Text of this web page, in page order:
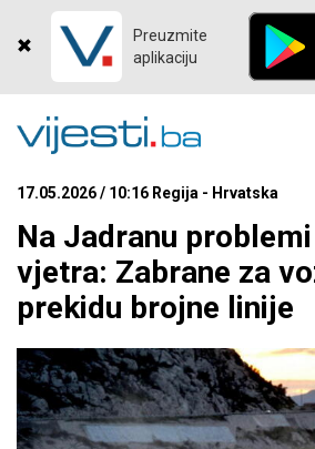
Preuzmite
aplikaciju
17.05.2026 / 10:16 Regija - Hrvatska
Na Jadranu
vjetra: Zabrane za
prekidu brojne linije